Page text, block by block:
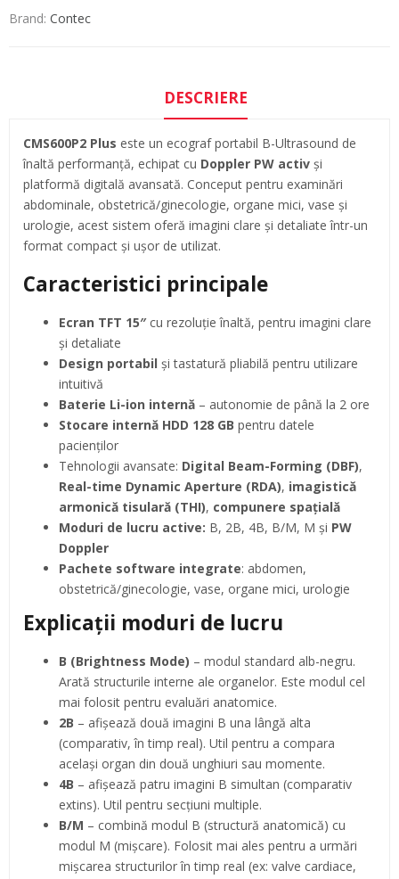
Brand: Contec
DESCRIERE
CMS600P2 Plus este un ecograf portabil B-Ultrasound de
înaltă performanță, echipat cu Doppler PW activ și
platformă digitală avansată. Conceput pentru examinări
abdominale, obstetrică/ginecologie, organe mici, vase și
urologie, acest sistem oferă imagini clare și detaliate într-un
format compact și ușor de utilizat.
Caracteristici principale
Ecran TFT 15″cu rezoluție înaltă, pentru imagini clare
și detaliate
Design portabil și tastatură pliabilă pentru utilizare
intuitivă
Baterie Li-ion internă – autonomie de până la 2 ore
Stocare internă HDD 128 GB pentru datele
pacienților
Tehnologii avansate: Digital Beam-Forming (DBF),
Real-time Dynamic Aperture (RDA), imagistică
armonică tisulară (THI), compunere spațială
Moduri de lucru active: B, 2B, 4B, B/M, M și PW
Doppler
Pachete software integrate: abdomen,
obstetrică/ginecologie, vase, organe mici, urologie
Explicații moduri de lucru
B (Brightness Mode) – modul standard alb-negru.
Arată structurile interne ale organelor. Este modul cel
mai folosit pentru evaluări anatomice.
2B – afișează două imagini B una lângă alta
(comparativ, în timp real). Util pentru a compara
același organ din două unghiuri sau momente.
4B – afișează patru imagini B simultan (comparativ
extins). Util pentru secțiuni multiple.
B/M – combină modul B (structură anatomică) cu
modul M (mișcare). Folosit mai ales pentru a urmări
mișcarea structurilor în timp real (ex: valve cardiace,